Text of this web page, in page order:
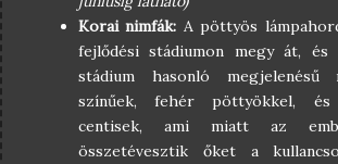
Korai nimfák: A pöttyös
fejlődési stádiumon megy át,
stádium hasonló megjelenésű
színűek, fehér pöttyökkel,
centisek, ami miatt az
összetévesztik őket a